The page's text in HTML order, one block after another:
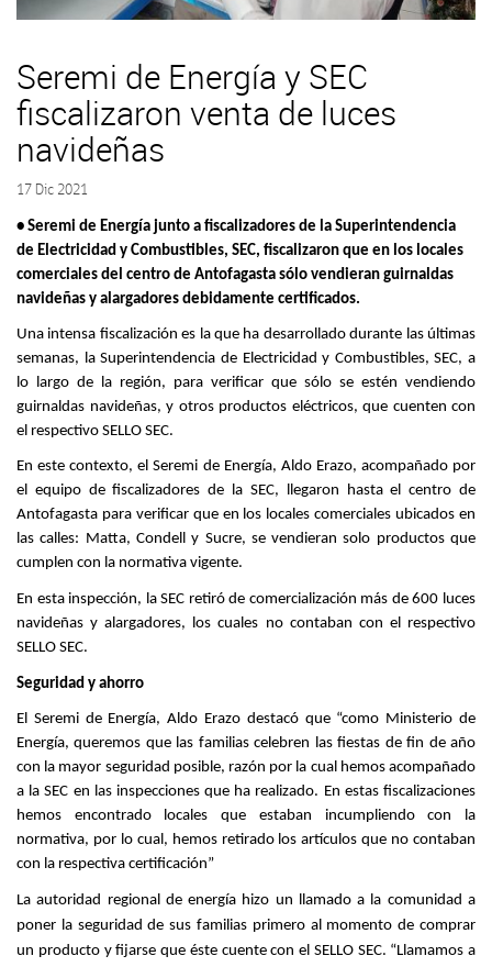
Seremi de Energía y SEC
fiscalizaron venta de luces
navideñas
17 Dic 2021
• Seremi de Energía junto a fiscalizadores de la Superintendencia
de Electricidad y Combustibles, SEC, fiscalizaron que en los locales
comerciales del centro de Antofagasta sólo vendieran guirnaldas
navideñas y alargadores debidamente certificados.
Una intensa fiscalización es la que ha desarrollado durante las últimas
semanas, la Superintendencia de Electricidad y Combustibles, SEC, a
lo largo de la región, para verificar que sólo se estén vendiendo
guirnaldas navideñas, y otros productos eléctricos, que cuenten con
el respectivo SELLO SEC.
En este contexto, el Seremi de Energía, Aldo Erazo, acompañado por
el equipo de fiscalizadores de la SEC, llegaron hasta el centro de
Antofagasta para verificar que en los locales comerciales ubicados en
las calles: Matta, Condell y Sucre, se vendieran solo productos que
cumplen con la normativa vigente.
En esta inspección, la SEC retiró de comercialización más de 600 luces
navideñas y alargadores, los cuales no contaban con el respectivo
SELLO SEC.
Seguridad y ahorro
El Seremi de Energía, Aldo Erazo destacó que “como Ministerio de
Energía, queremos que las familias celebren las fiestas de fin de año
con la mayor seguridad posible, razón por la cual hemos acompañado
a la SEC en las inspecciones que ha realizado. En estas fiscalizaciones
hemos encontrado locales que estaban incumpliendo con la
normativa, por lo cual, hemos retirado los artículos que no contaban
con la respectiva certificación”
La autoridad regional de energía hizo un llamado a la comunidad a
poner la seguridad de sus familias primero al momento de comprar
un producto y fijarse que éste cuente con el SELLO SEC. “Llamamos a